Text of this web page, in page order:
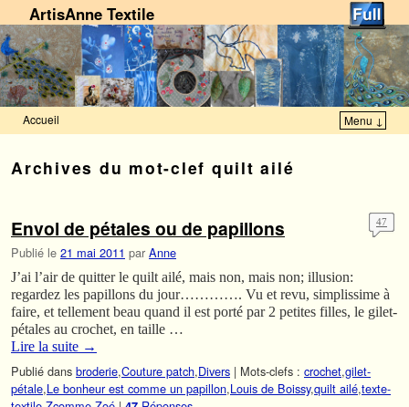
ArtisAnne Textile
Accueil Menu ↓
Archives du mot-clef quilt ailé
Envol de pétales ou de papillons
Publié le 21 mai 2011 par Anne
47
J’ai l’air de quitter le quilt ailé, mais non, mais non; illusion:
regardez les papillons du jour…………. Vu et revu, simplissime à
faire, et tellement beau quand il est porté par 2 petites filles, le gilet-
pétales au crochet, en taille …
Lire la suite →
Publié dans broderie,Couture patch,Divers | Mots-clefs : crochet,gilet-
pétale,Le bonheur est comme un papillon,Louis de Boissy,quilt ailé,texte-